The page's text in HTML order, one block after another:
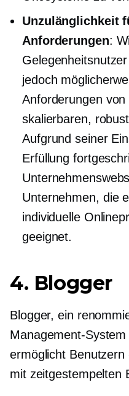
Unzulänglichkeit
Anforderungen:
jedoch
Anforderungen
skalierbaren,
Aufgrund seiner
Erfüllung
Unternehmen, die
individuelle
geeignet.
4. Blogger
Blogger, ein
Management-
ermöglicht
mit zeitgestempelten